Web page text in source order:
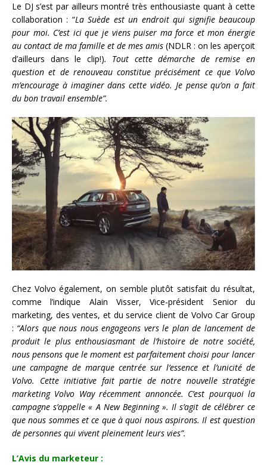
Le DJ s’est par ailleurs montré très enthousiaste quant à cette
collaboration : “La Suède est un endroit qui signifie beaucoup
pour moi. C’est ici que je viens puiser ma force et mon énergie
au contact de ma famille et de mes amis (NDLR : on les aperçoit
d’ailleurs dans le clip!). Tout cette démarche de remise en
question et de renouveau constitue précisément ce que Volvo
m’encourage à imaginer dans cette vidéo. Je pense qu’on a fait
du bon travail ensemble”.
Chez Volvo également, on semble plutôt satisfait du résultat,
comme l’indique Alain Visser, Vice-président Senior du
marketing, des ventes, et du service client de Volvo Car Group
: “Alors que nous nous engageons vers le plan de lancement de
produit le plus enthousiasmant de l’histoire de notre société,
nous pensons que le moment est parfaitement choisi pour lancer
une campagne de marque centrée sur l’essence et l’unicité de
Volvo. Cette initiative fait partie de notre nouvelle stratégie
marketing Volvo Way récemment annoncée. C’est pourquoi la
campagne s’appelle « A New Beginning ». Il s’agit de célébrer ce
que nous sommes et ce que à quoi nous aspirons. Il est question
de personnes qui vivent pleinement leurs vies”.
L’Avis du marketeur :